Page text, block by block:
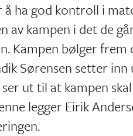
ha god kontroll i
av kampen i det de
Kampen bølger frem
Sørensen setter
ut til at kampen
legger Eirik